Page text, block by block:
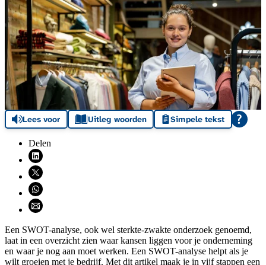
Lees voor Uitleg woorden Simpele tekst
Delen
Deel via LinkedIn (opent nieuw venster)
Deel via X (opent nieuw venster)
Deel via WhatsApp (opent WhatsApp)
Deel via email (opent email programma)
Een SWOT-analyse, ook wel sterkte-zwakte onderzoek genoemd,
laat in een overzicht zien waar kansen liggen voor je onderneming
en waar je nog aan moet werken. Een SWOT-analyse helpt als je
wilt groeien met je bedrijf. Met dit artikel maak je in vijf stappen een